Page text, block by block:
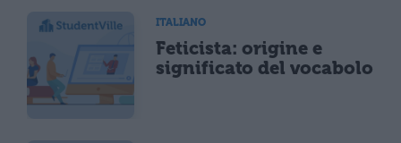
ITALIANO
Feticista: origine e
significato del vocabolo